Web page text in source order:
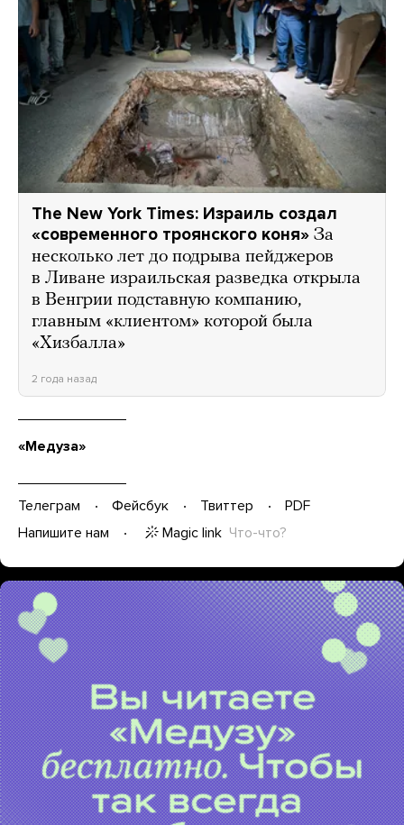
The New York Times: Израиль создал
«современного троянского коня» За
несколько лет до подрыва пейджеров
в Ливане израильская разведка открыла
в Венгрии подставную компанию,
главным «клиентом» которой была
«Хизбалла»
2 года назад
«Медуза»
Телеграм Фейсбук Твиттер
PDF
Напишите нам
Magic link Что-что?